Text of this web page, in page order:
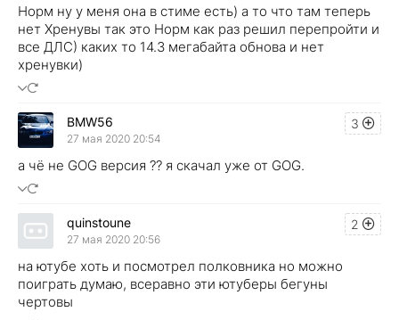
Норм ну у меня она в стиме есть) а то что там теперь
нет Хренувы так это Норм как раз решил перепройти и
все ДЛС) каких то 14.3 мегабайта обнова и нет
хренувки)
3
BMW56
27 мая 2020 20:54
а чё не GOG версия ?? я скачал уже от GOG.
2
quinstoune
27 мая 2020 20:56
на ютубе хоть и посмотрел полковника но можно
поиграть думаю, всеравно эти ютуберы бегуны
чертовы